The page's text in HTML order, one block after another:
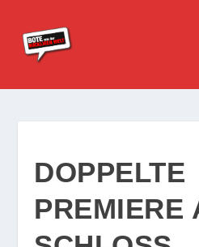
DOPPELTE
PREMIERE